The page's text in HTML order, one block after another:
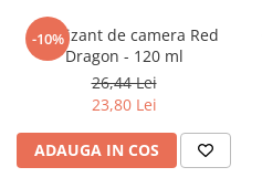
Religie pentru copii
ScienceConnection
-10%
Odorizant de camera Red
Dragon - 120 ml
26,44 Lei
23,80 Lei
ADAUGA IN COS